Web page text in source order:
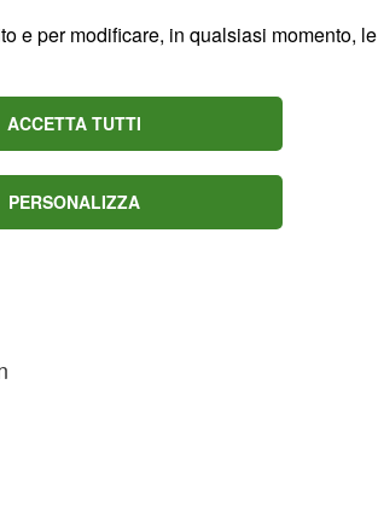
e per modificare, in qualsiasi momento,
ACCETTA TUTTI
PERSONALIZZA